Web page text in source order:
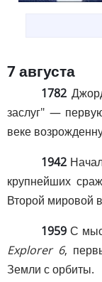
7 августа
1782
заслуг" —
веке
1942
крупнейших
Второй мировой
1959 С
Explorer 6,
Земли с орбиты.